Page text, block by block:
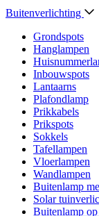
Buitenverlichting
Grondspots
Hanglampen
Inbouwspots
Lantaarns
Plafondlamp
Prikkabels
Prikspots
Sokkels
Tafellampen
Vloerlampen
Wandlampen
Buitenlamp
Solar
Buitenlamp op